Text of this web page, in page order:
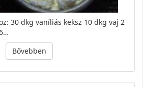
30 dkg vaníliás keksz 10 dkg vaj 2
Bővebben